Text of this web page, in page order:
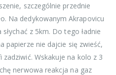
szczególnie przednie
Na dedykowanym Akrapovicu
z 5km. Do tego ładnie
papierze nie dajcie się zwieść,
Wskakuje na kolo z 3
nerwowa reakcja na gaz